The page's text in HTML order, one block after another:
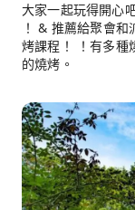
大家一起玩得開心
！ & 推薦給聚會
烤課程！ ！有多種
的燒烤。